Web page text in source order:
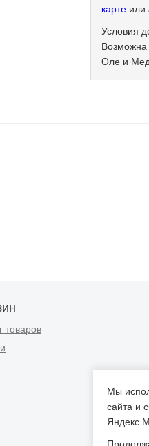
карте или
Условия
Оле и
товаров
Мы
сайта и